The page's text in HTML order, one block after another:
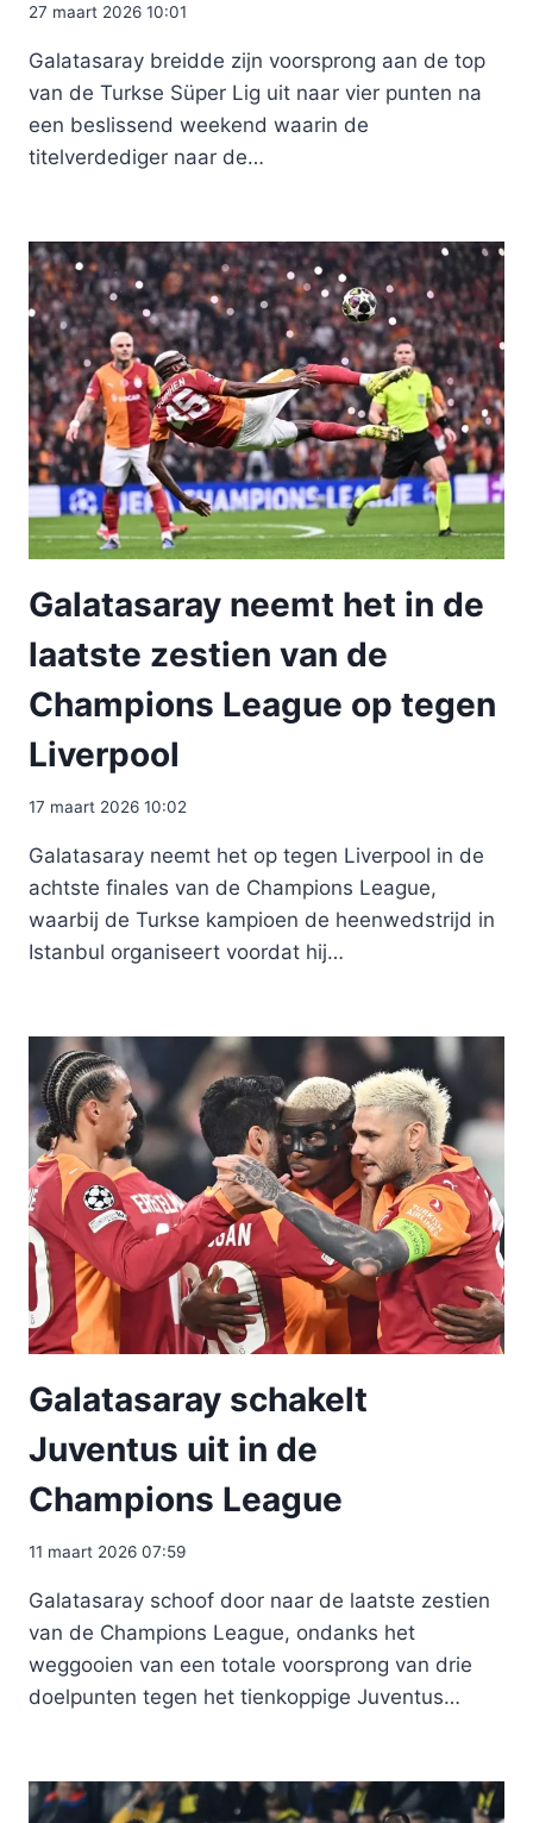
27 maart 2026 10:01
Galatasaray breidde zijn voorsprong aan de top
van de Turkse Süper Lig uit naar vier punten na
een beslissend weekend waarin de
titelverdediger naar de…
Galatasaray neemt het in de
laatste zestien van de
Champions League op tegen
Liverpool
17 maart 2026 10:02
Galatasaray neemt het op tegen Liverpool in de
achtste finales van de Champions League,
waarbij de Turkse kampioen de heenwedstrijd in
Istanbul organiseert voordat hij…
Galatasaray schakelt
Juventus uit in de
Champions League
11 maart 2026 07:59
Galatasaray schoof door naar de laatste zestien
van de Champions League, ondanks het
weggooien van een totale voorsprong van drie
doelpunten tegen het tienkoppige Juventus…